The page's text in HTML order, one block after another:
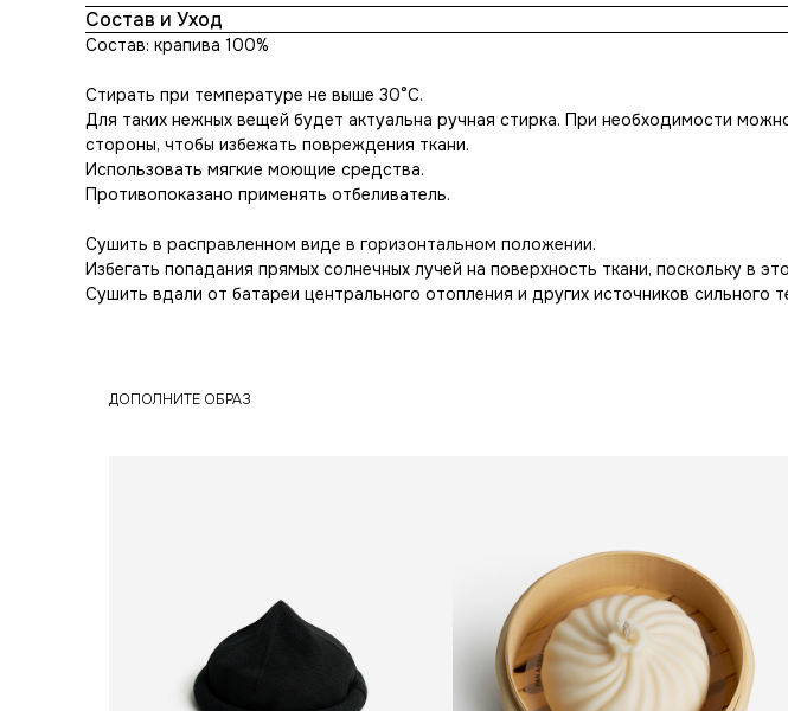
Состав и Уход
Состав: крапива 100%
Стирать при температуре не выше 30°С.
Для таких нежных вещей будет актуальна ручная стирка. При необходимости
стороны, чтобы избежать повреждения ткани.
Использовать мягкие моющие средства.
Противопоказано применять отбеливатель.
Сушить в расправленном виде в горизонтальном положении.
Избегать попадания прямых солнечных лучей на поверхность ткани, поскольку в
Сушить вдали от батареи центрального отопления и других источников сильного
ДОПОЛНИТЕ ОБРАЗ